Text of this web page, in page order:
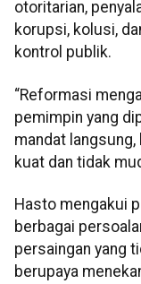
otoritarian,
korupsi, kolusi,
kontrol publik.
“Reformasi
pemimpin yang
mandat
kuat dan tidak
Hasto mengakui
berbagai
persaingan yang
berupaya